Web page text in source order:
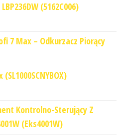
(5162C006)
7 Max – Odkurzacz Piorący
(SL1000SCNYBOX)
Kontrolno-Sterujący Z
(Eks4001W)